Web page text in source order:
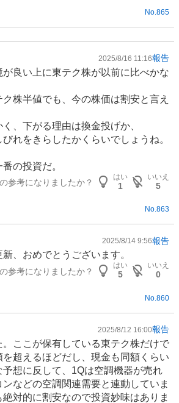
No. 865
2025/8/16 11:16報告
が良い上に東テク株が以前に比べかな
株半値でも、今の株価は割安と言え
く、下がる理由は換金投げか、
れをきらしたかくらいでしょうね。
の投資だ。
参考になりましたか？
はい
1
いいえ
5
No.863
2025/8/14 9:56報告
、おめでとうございます。
参考になりましたか？
はい
5
いいえ
0
No. 860
2025/8/12 16:00報告
ここが保有している東テク株だけで
を超えるほどだし、現金も同額くらい
想に反して、1Qは空調機器が売れ
などの空調関連需要と連動していま
対的に割安なので投資妙味はありま